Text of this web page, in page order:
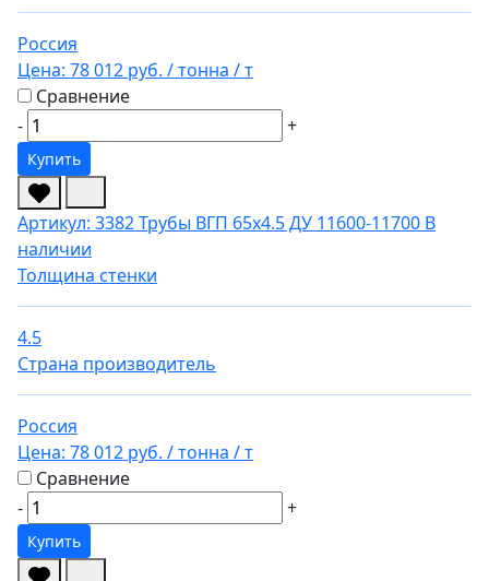
Россия
Цена: 78 012 руб. / тонна / т
Сравнение
-
+
Купить
Артикул: 3382Трубы ВГП 65х4.5 ДУ 11600-11700 В
наличии
Толщина стенки
4.5
Страна производитель
Россия
Цена: 78 012 руб. / тонна / т
Сравнение
-
+
Купить